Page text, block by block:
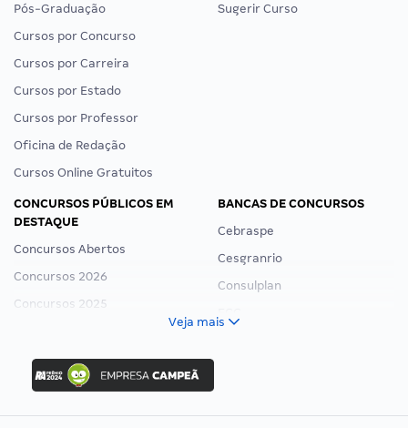
Pós-Graduação
Cursos por Concurso
Cursos por Carreira
Cursos por Estado
Cursos por Professor
Oficina de Redação
Cursos Online Gratuitos
Sugerir Curso
CONCURSOS PÚBLICOS EM
DESTAQUE
Concursos Abertos
Concursos 2026
Concursos 2025
Concurso Ibama
Concurso MPU
Editais publicados
BANCAS DE CONCURSOS
Cebraspe
Cesgranrio
Consulplan
Veja mais